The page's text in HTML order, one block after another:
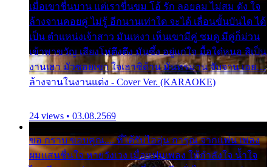
เมื่อเขาชื่นบาน แต่เราขื่นขม โอ้ รัก ลอยลม ไม่สม ดัง ใจ
ล้างจานคอยคู่ ไม่รู้ อีกนานเท่าใด จะได้ เลื่อนขั้นบันได ได้
เป็น ตำแหน่งเจ้าสาว มันเหงา เห็นเขามีคู่ ซมดู มีคู่ก็ม่วน
เข้าพาขวัญ เสียงโห่ตึงตึง มันซึ้ง อยู่แก่ใจ มื้อใด๋หนอ สิเป็น
งานเฮา มัวซอยเขา ใจเฮาซิด้าน มันทรมาน จับจาน เอย…
ล้างจานในงานแต่ง - Cover Ver. (KARAOKE)
24 views • 03.08.2569
ขอ กราบ ขอบคุณ.... ที่ได้รับไออุ่น การุณ จากแฟน เพลง
ผมแสนชื่นใจ หายวังเวง เมื่อแฟนเพลง ให้กำลังใจ น้ำใจ